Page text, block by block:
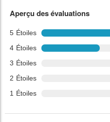
Aperçu des évaluations
5 Étoiles
4 Étoiles
3 Étoiles
2 Étoiles
1 Étoiles